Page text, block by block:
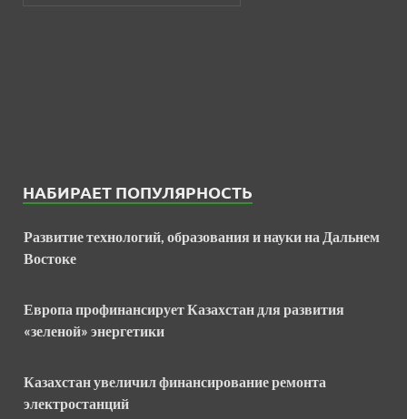
НАБИРАЕТ ПОПУЛЯРНОСТЬ
Развитие технологий, образования и науки на Дальнем
Востоке
Европа профинансирует Казахстан для развития
«зеленой» энергетики
Казахстан увеличил финансирование ремонта
электростанций